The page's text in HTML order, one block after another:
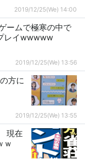
2019/12/25(We) 14:00
ームで極寒の中で
レイwwwww
2019/12/25(We) 13:56
方に
2019/12/25(We) 13:55
現在
ｗ